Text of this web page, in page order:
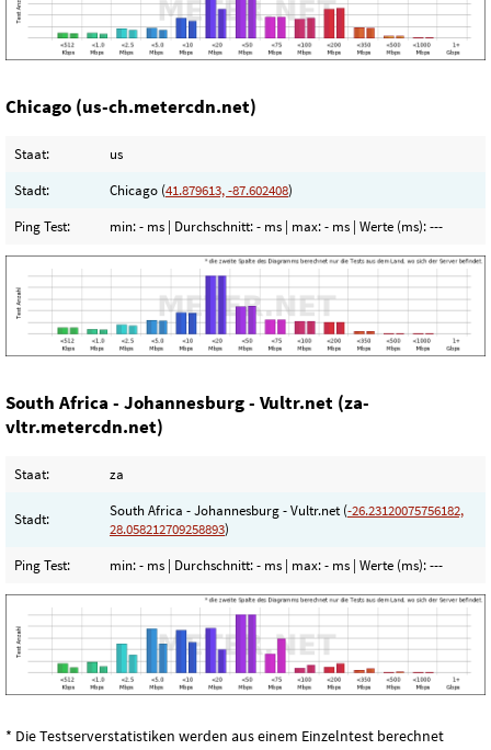
Chicago (us-ch.metercdn.net)
Staat:
us
Stadt:
Chicago (41.879613, -87.602408)
Ping Test:
min:- ms | Durchschnitt:- ms | max:- ms | Werte (ms):---
South Africa - Johannesburg - Vultr.net (za-
vltr.metercdn.net)
Staat: za
Stadt: South Africa - Johannesburg - Vultr.net (-26.23120075756182,
28.058212709258893)
Ping Test:
min:- ms | Durchschnitt:- ms | max:- ms | Werte (ms):---
* Die Testserverstatistiken werden aus einem Einzelntest berechnet